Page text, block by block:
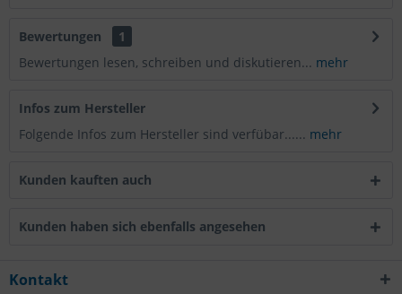
Bewertungen
1
Bewertungen lesen, schreiben und diskutieren... mehr
Infos zum Hersteller
Folgende Infos zum Hersteller sind verfübar...... mehr
Kunden kauften auch
Kunden haben sich ebenfalls angesehen
Kontakt